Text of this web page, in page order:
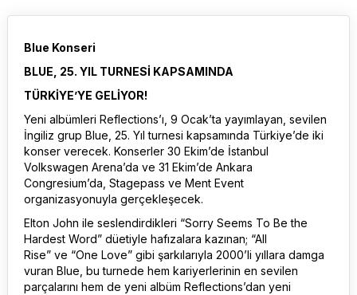
Blue Konseri
BLUE, 25. YIL TURNESİ KAPSAMINDA
TÜRKİYE’YE GELİYOR!
Yeni albümleri Reflections’ı, 9 Ocak’ta yayımlayan, sevilen
İngiliz grup Blue, 25. Yıl turnesi kapsamında Türkiye’de iki
konser verecek. Konserler 30 Ekim’de İstanbul
Volkswagen Arena’da ve 31 Ekim’de Ankara
Congresium’da, Stagepass ve Ment Event
organizasyonuyla gerçekleşecek.
Elton John ile seslendirdikleri “Sorry Seems To Be the
Hardest Word” düetiyle hafızalara kazınan; “All
Rise” ve “One Love” gibi şarkılarıyla 2000’li yıllara damga
vuran Blue, bu turnede hem kariyerlerinin en sevilen
parçalarını hem de yeni albüm Reflections’dan yeni